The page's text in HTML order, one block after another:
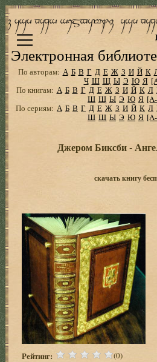
Электронная
По авторам: А Б В Г Д Е Ж З И Й К
Ч Ш Щ Ы Э Ю Я
По книгам: А Б В Г Д Е Ж З И Й К Л
Ш Щ Ы Э Ю Я
По сериям: А Б В Г Д Е Ж З И Й К Л
Ш Щ Ы Э Ю Я
Джером Биксби -
скачать книгу
Рейтинг: (0)